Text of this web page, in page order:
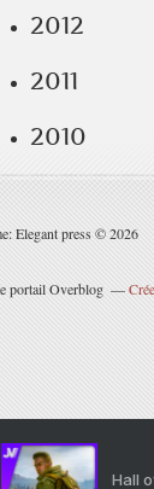
2012
2011
2010
Elegant press © 2026
portail Overblog
Hall